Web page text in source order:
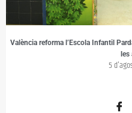
València reforma l’Escola Infantil
5